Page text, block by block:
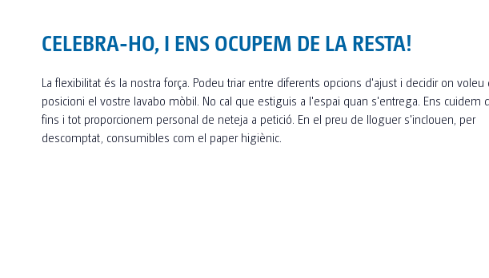
CELEBRA-HO, I ENS OCUPEM DE LA RESTA!
La flexibilitat és la nostra força. Podeu triar entre diferents opcions d'ajust i decidir on voleu
posicioni el vostre lavabo mòbil. No cal que estiguis a l'espai quan s'entrega. Ens cuidem
fins i tot proporcionem personal de neteja a petició. En el preu de lloguer s'inclouen, per
descomptat, consumibles com el paper higiènic.